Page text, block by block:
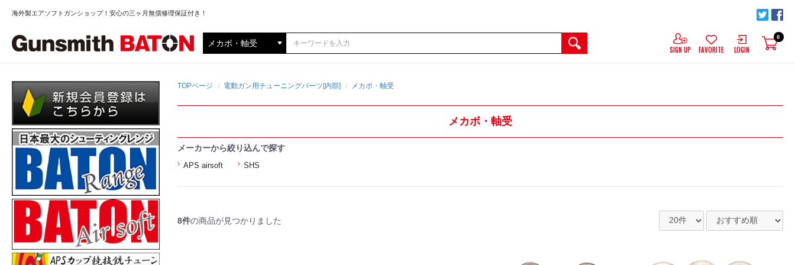
海外製エアソフトガンショップ！安心の三ヶ月無償修理保証付き！
SIGN UP FAVORITE LOGIN
0
TOPページ 電動ガン用チューニングパーツ[内部] メカボ・軸受
メカボ・軸受
メーカーから絞り込んで探す
APS airsoft SHS
8件の商品が見つかりました